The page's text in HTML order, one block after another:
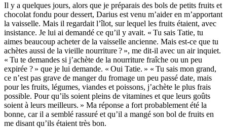
Il y a quelques jours, alors que je préparais des bols de petits fruits et
chocolat fondu pour dessert, Darius est venu m’aider en m’apportant
la vaisselle. Mais il regardait l’îlot, sur lequel les fruits étaient, avec
insistance. Je lui ai demandé ce qu’il y avait. « Tu sais Tatie, tu
aimes beaucoup acheter de la vaisselle ancienne. Mais est-ce que tu
achètes aussi de la vieille nourriture ? », me dit-il avec un air inquiet.
« Tu te demandes si j’achète de la nourriture fraîche ou un peu
expirée ? » que je lui demande. « Oui Tatie. » « Tu sais mon grand,
ce n’est pas grave de manger du fromage un peu passé date, mais
pour les fruits, légumes, viandes et poissons, j’achète le plus frais
possible. Pour qu’ils soient pleins de vitamines et que leurs goûts
soient à leurs meilleurs. » Ma réponse a fort probablement été la
bonne, car il a semblé rassuré et qu’il a mangé son bol de fruits en
me disant qu’ils étaient très bon.